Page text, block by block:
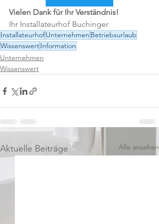
Vielen Dank für Ihr Verständnis!
Ihr Installateurhof Buchinger
InstallateurhofUnternehmen Betriebsurlaub
WissenswertInformation
Unternehmen
Wissenswert
Aktuelle Beiträge Alle ansehen